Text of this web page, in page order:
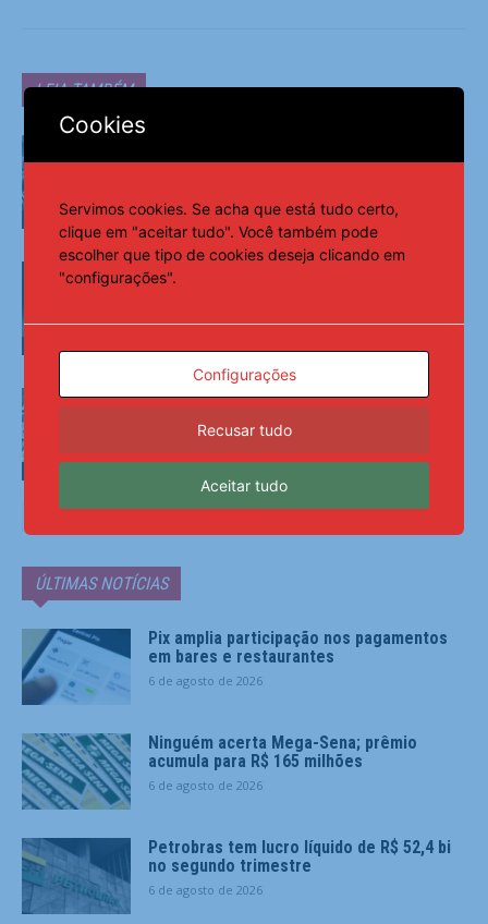
LEIA TAMBÉM
Esportes
Corinthians na conquista do Paulista
Sem intrusos e sem 0 a 0, Copa do
Brasil vira mata-mata da Série A
Filho de Neymar, Davi Lucca atribui
ÚLTIMAS NOTÍCIAS
Pix amplia participação nos pagamentos
em bares e restaurantes
6 de agosto de 2026
Ninguém acerta Mega-Sena; prêmio
acumula para R$ 165 milhões
6 de agosto de 2026
Petrobras tem lucro líquido de R$ 52,4 bi
no segundo trimestre
6 de agosto de 2026
Cookies
Servimos cookies. Se acha que está tudo certo,
clique em "aceitar tudo". Você também pode
escolher que tipo de cookies deseja clicando em
"configurações".
Configurações
Recusar tudo
Aceitar tudo